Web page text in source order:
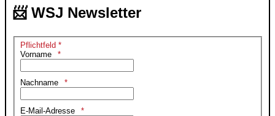
📨 WSJ Newsletter
Pflichtfeld *
Vorname
Nachname
E-Mail-Adresse